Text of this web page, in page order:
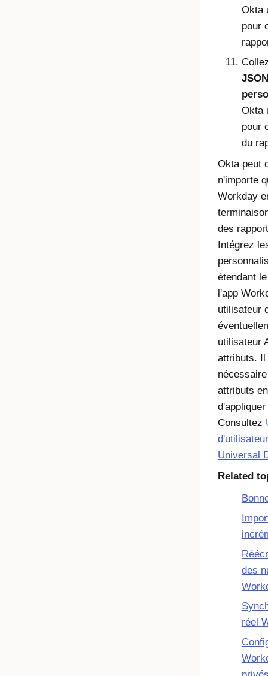
Okta
pour
Okta
pour
du
Oktapeut
n'importe
Workday
des
Intégrez
étendant
l'app
utilisateur
utilisateur
attributs. Il
attributs
Consultez
Universal
Related
des
réel